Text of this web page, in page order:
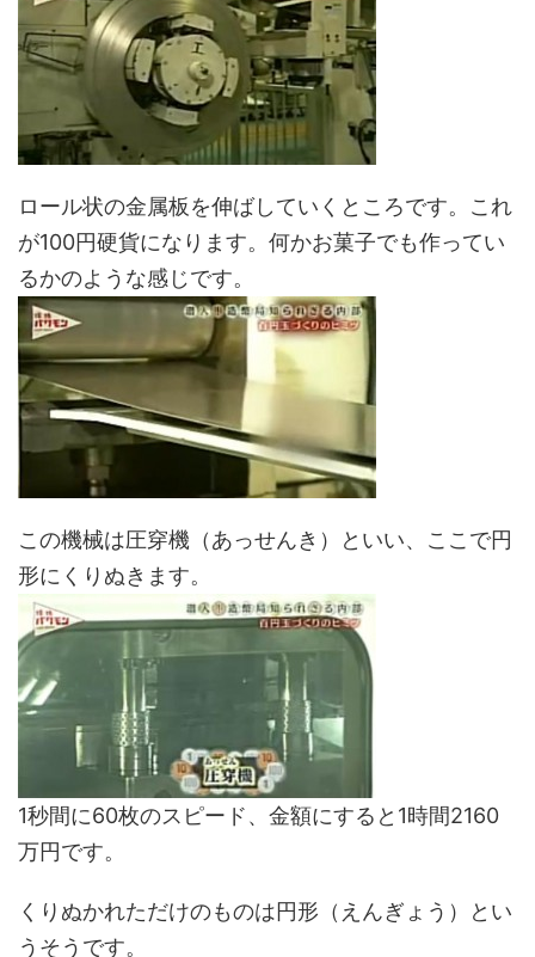
ロール状の金属板を伸ばしていくところです。これ
が100円硬貨になります。何かお菓子でも作ってい
るかのような感じです。
この機械は圧穿機（あっせんき）といい、ここで円
形にくりぬきます。
1秒間に60枚のスピード、金額にすると1時間2160
万円です。
くりぬかれただけのものは円形（えんぎょう）とい
うそうです。